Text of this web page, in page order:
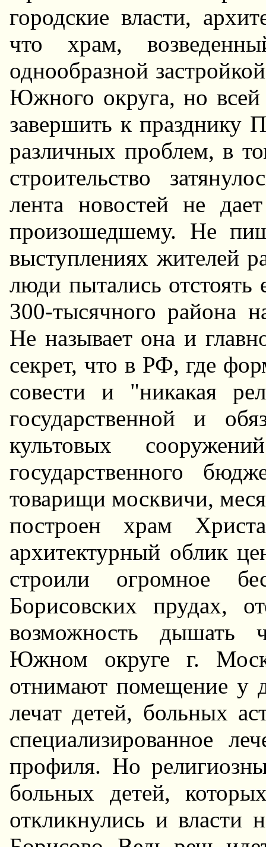
городские власти,
что храм,
однообразной
Южного округа, но
завершить к празднику
различных проблем, в
строительство
лента новостей не
произошедшему. Hе
выступлениях жителей
люди пытались
300-тысячного района
Hе называет она и
секрет, что в РФ, где
совести и "никакая
государственной и
культовых
государственного
товарищи москвичи,
построен храм
архитектурный облик
строили огромное
Борисовских прудах,
возможность дышать
Южном округе г.
отнимают помещение у
лечат детей, больных
специализированное
профиля. Hо
больных детей,
откликнулись и власти